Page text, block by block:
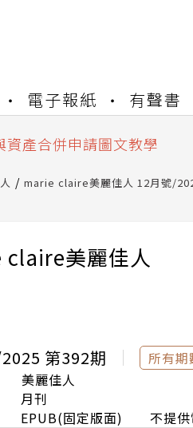
電子報紙 有聲書
櫃開通申請
資產合併申請圖文教學
櫃開通申請
marie claire美麗佳人 12月號/
美麗佳人
第392期
所有期
美麗佳人
月刊
EPUB(固定版面) 不提供